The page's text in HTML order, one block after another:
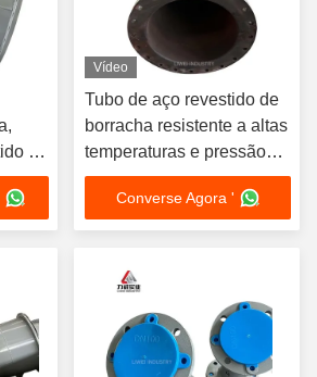
de
à
aço
Vídeo
Tubo de aço revestido de
borracha resistente a altas
temperaturas e pressão
EPDM
Converse Agora '